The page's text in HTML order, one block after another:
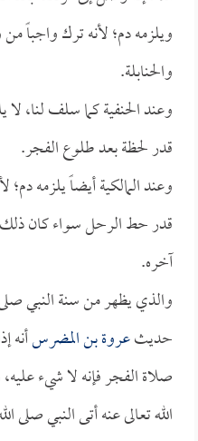
ويلزمه دم؛ لأنه ترك واجباً
والحنابلة.
وعند الحنفية كما سلف لنا، لا
قدر لحظة بعد طلوع الفجر.
وعند المالكية أيضاً يلزمه دم؛
قدر حط الرحل سواء كان ذلك
آخره.
والذي يظهر من سنة النبي
حديثعروة بن المضرسأنه
صلاة الفجر فإنه لا شيء
الله تعالى عنه أتى النبي صلى